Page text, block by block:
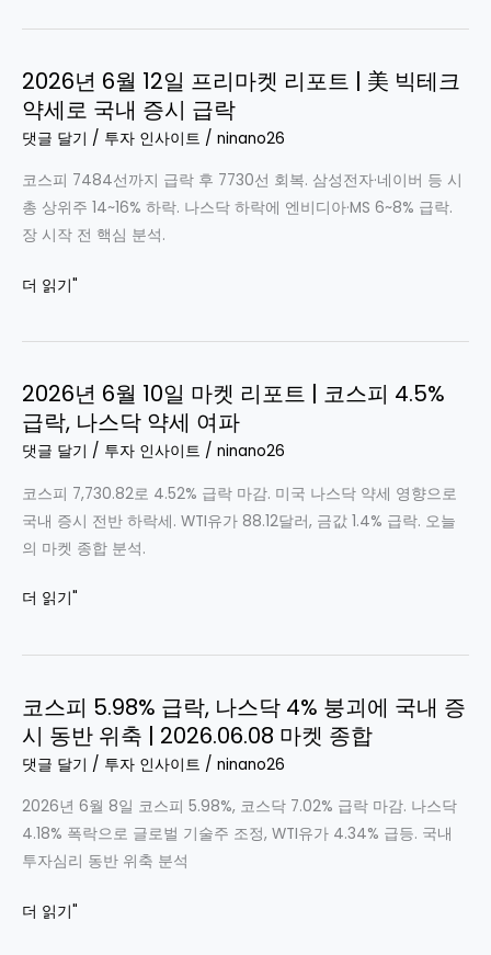
스
닥
세
영
향
19
후
마
켓
합:
반
등
미
국
나
스
닥
약
세
한
투
심
리
흔
2026년 6월 12일 프리마켓 리포트 | 美 빅테크
약세로 국내 증시 급락
댓글 달기 / 투자 인사이트 / ninano26
코스피 7484선까지 급락 후 7730선 회복. 삼성전자·네이버 등 시
총 상위주 14~16% 하락. 나스닥 하락에 엔비디아·MS 6~8% 급락.
장 시작 전 핵심 분석.
2026
6
12
일
프
마
켓
리
포
빅
테
크
약
세
로
국
증
더 읽기"
2026년 6월 10일 마켓 리포트 | 코스피 4.5%
급락, 나스닥 약세 여파
댓글 달기 / 투자 인사이트 / ninano26
코스피 7,730.82로 4.52% 급락 마감. 미국 나스닥 약세 영향으로
국내 증시 전반 하락세. WTI유가 88.12달러, 금값 1.4% 급락. 오늘
의 마켓 종합 분석.
2026
6
10
일
마
리
포
트
더 읽기"
코스피 5.98% 급락, 나스닥 4% 붕괴에 국내 증
시 동반 위축 | 2026.06.08 마켓 종합
댓글 달기 / 투자 인사이트 / ninano26
2026년 6월 8일 코스피 5.98%, 코스닥 7.02% 급락 마감. 나스닥
4.18% 폭락으로 글로벌 기술주 조정, WTI유가 4.34% 급등. 국내
투자심리 동반 위축 분석
코
더 읽기"